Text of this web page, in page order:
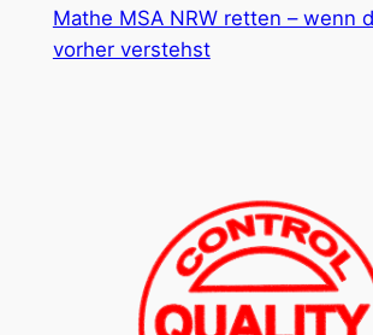
Mathe MSA NRW retten – wenn
vorher verstehst